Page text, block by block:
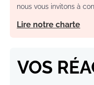
nous vous invitons à
Lire notre charte
VOS